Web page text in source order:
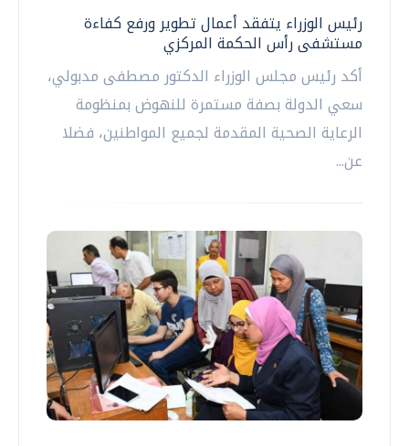
رئيس الوزراء يتفقد أعمال تطوير ورفع كفاءة
مستشفى رأس الحكمة المركزي
أكد رئيس مجلس الوزراء الدكتور مصطفى مدبولي،
سعي الدولة بصفة مستمرة للنهوض بمنظومة
الرعاية الصحية المقدمة لجميع المواطنين، فضلا
عن...